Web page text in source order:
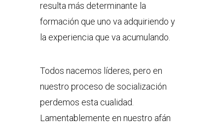
resulta más determinante la
formación que uno va adquiriendo y
la experiencia que va acumulando.
Todos nacemos líderes, pero en
nuestro proceso de socialización
perdemos esta cualidad.
Lamentablemente en nuestro afán